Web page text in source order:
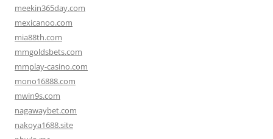
meekin365day.com
mexicanoo.com
mia88th.com
mmgoldsbets.com
mmplay-casino.com
mono16888.com
mwin9s.com
nagawaybet.com
nakoya1688.site